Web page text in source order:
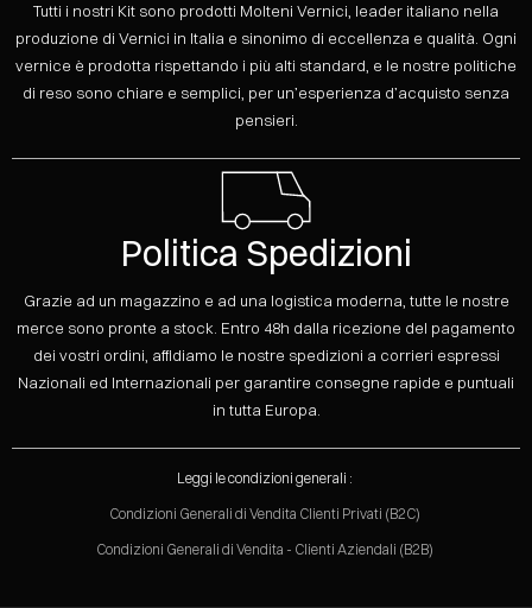
Tutti i nostri Kit sono prodotti Molteni Vernici, leader italiano nella
produzione di Vernici in Italia e sinonimo di eccellenza e qualità. Ogni
vernice è prodotta rispettando i più alti standard, e le nostre politiche
di reso sono chiare e semplici, per un’esperienza d’acquisto senza
pensieri.
Politica Spedizioni
Grazie ad un magazzino e ad una logistica moderna, tutte le nostre
merce sono pronte a stock. Entro 48h dalla ricezione del pagamento
dei vostri ordini, affidiamo le nostre spedizioni a corrieri espressi
Nazionali ed Internazionali per garantire consegne rapide e puntuali
in tutta Europa.
Leggi le condizioni generali :
Condizioni Generali di Vendita Clienti Privati (B2C)
Condizioni Generali di Vendita - Clienti Aziendali (B2B)